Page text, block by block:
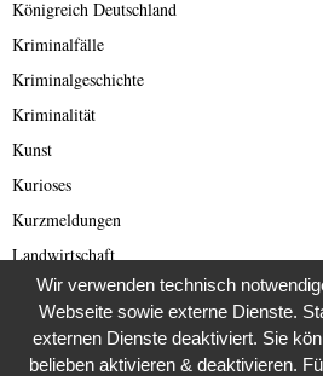
Königreich Deutschland
Kriminalfälle
Kriminalgeschichte
Kriminalität
Kunst
Kurioses
Kurzmeldungen
Landwirtschaft
Lateinamerika
Letzte Generation
Lost Places
Wir verwenden technisch
Webseite sowie externe Dienste.
externen Dienste deaktiviert. Sie
belieben aktivieren & deaktivieren.